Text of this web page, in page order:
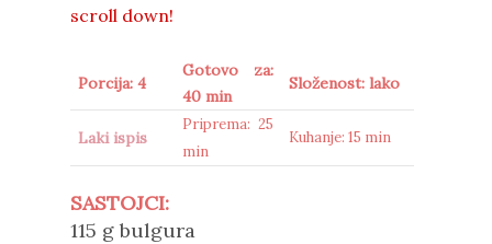
scroll down!
Porcija: 4
Gotovo za:
40 min
Složenost: lako
Laki ispis
Priprema: 25
min
Kuhanje: 15 min
SASTOJCI:
115 g bulgura